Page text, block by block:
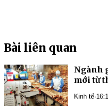
Bài liên quan
Ngành
mới từ
Kinh tế·